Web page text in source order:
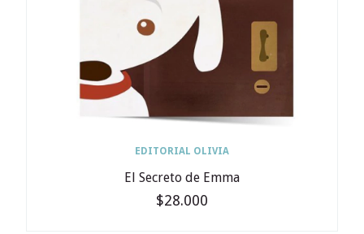
EDITORIAL OLIVIA
El Secreto de Emma
$28.000